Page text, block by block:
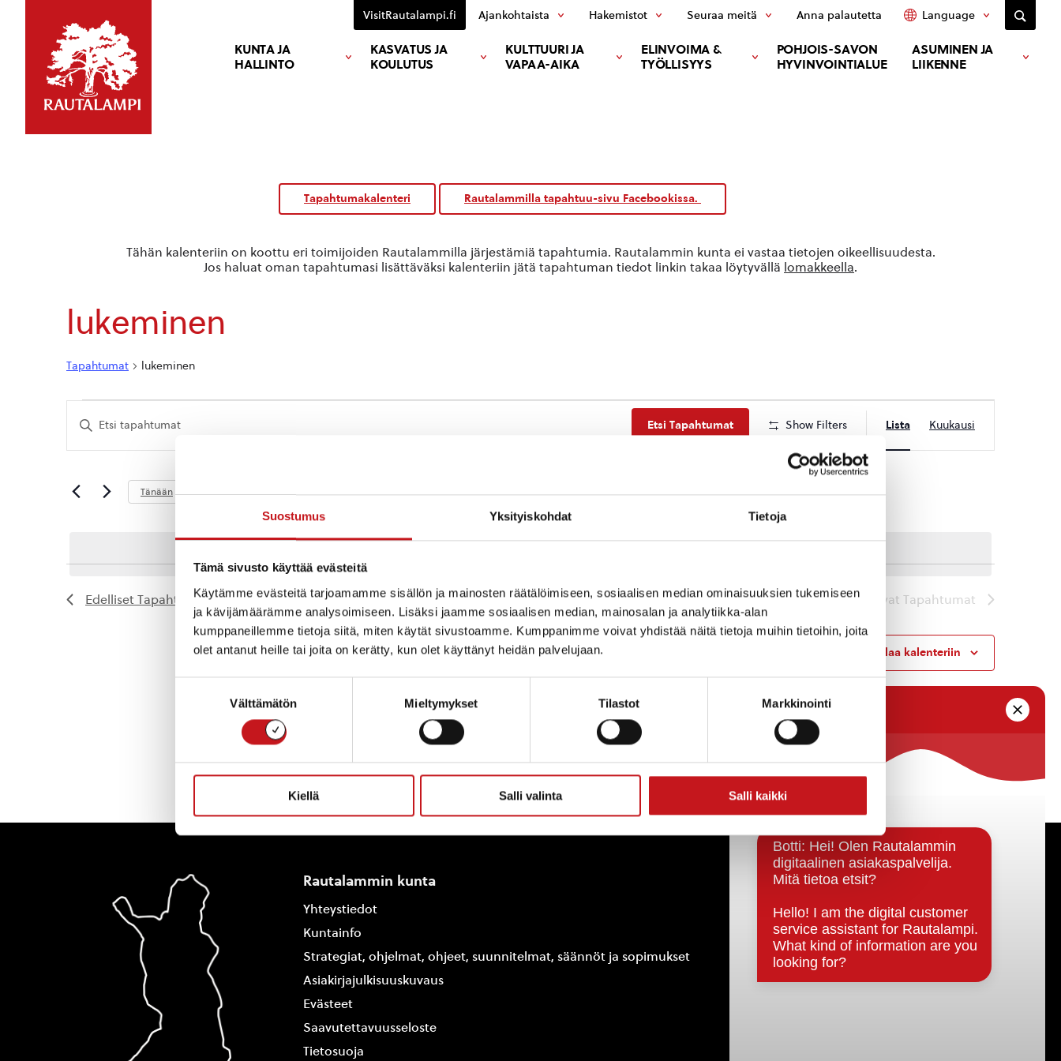
Suostumus Yksityiskohdat Tietoja
Tämä sivusto käyttää evästeitä
Käytämme evästeitä tarjoamamme sisällön ja mainosten räätälöimiseen, sosiaalisen median ominaisuuksien tukemiseen
ja kävijämäärämme analysoimiseen. Lisäksi jaamme sosiaalisen median, mainosalan ja analytiikka-alan
kumppaneillemme tietoja siitä, miten käytät sivustoamme. Kumppanimme voivat yhdistää näitä tietoja muihin tietoihin, joita
olet antanut heille tai joita on kerätty, kun olet käyttänyt heidän palvelujaan.
Välttämätön Mieltymykset Tilastot Markkinointi
Kiellä Salli valinta Salli kaikki
KUNTA JA
HALLINTO
KASVATUS JA
KOULUTUS
KULTTUURI JA
VAPAA-AIKA
ELINVOIMA &
TYÖLLISYYS
POHJOIS-SAVON
HYVINVOINTIALUE
ASUMINEN JA
LIIKENNE
VisitRautalampi.fi Ajankohtaista Hakemistot Seuraa meitä Anna palautetta Language
Tapahtumakalenteri Rautalammilla tapahtuu-sivu Facebookissa.
lukeminen
Tapahtumat lukeminen
Tapahtumat
Tapahtumat
Etsi
Näkymät
Syötä
hakusana.
Etsi
hakusanalla.
Etsi Tapahtumat Show Filters
Views
Navigation
Lista Kuukausi
Tänään Tuleva
Edelliset Tapahtumat Seuraavat Tapahtumat
Tilaa kalenteriin
Tähän kalenteriin on koottu eri toimijoiden Rautalammilla järjestämiä tapahtumia. Rautalammin kunta ei vastaa tietojen oikeellisuudesta.
Jos haluat oman tapahtumasi lisättäväksi kalenteriin jätä tapahtuman tiedot linkin takaa löytyvällä lomakkeella.
Rautalammin kunta
Yhteystiedot
Kuntainfo
Strategiat, ohjelmat, ohjeet, suunnitelmat, säännöt ja sopimukset
Asiakirjajulkisuuskuvaus
Evästeet
Saavutettavuusseloste
Tietosuoja
Päätöksenteko ja lähidemokratia
Päätökset, esityslistat & pöytäkirjat
Hallinto
Kunnanhallitus
Kunnanvaltuusto